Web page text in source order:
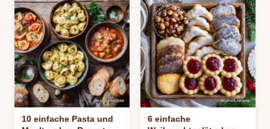
10 einfache Pasta und
6 einfache